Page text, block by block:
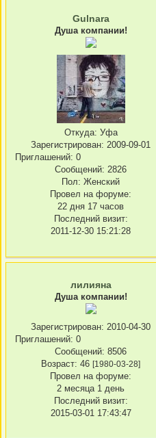
Gulnara
Душа компании!
Откуда: Уфа
Зарегистрирован: 2009-09-01
Приглашений: 0
Сообщений: 2826
Пол: Женский
Провел на форуме:
22 дня 17 часов
Последний визит:
2011-12-30 15:21:28
лилияна
Душа компании!
Зарегистрирован: 2010-04-30
Приглашений: 0
Сообщений: 8506
Возраст: 46 [1980-03-28]
Провел на форуме:
2 месяца 1 день
Последний визит:
2015-03-01 17:43:47